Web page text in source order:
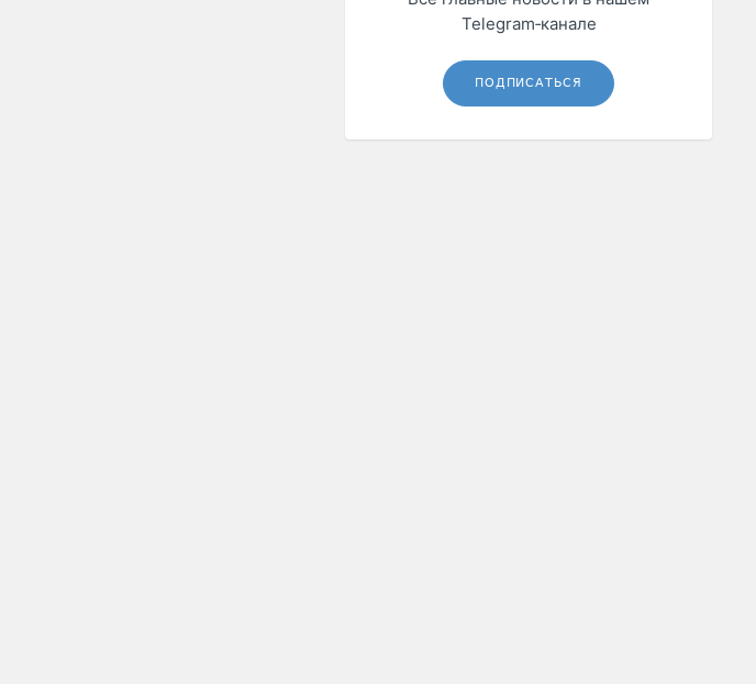
Telegram‑канале
ПОДПИСАТЬСЯ